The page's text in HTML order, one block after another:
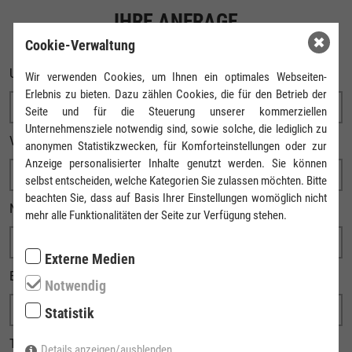
IHRE ANFRAGE
UNTERNEHMEN
VORNAME
NACHNAME
E-MAIL
TELEFONNUMMER
Cookie-Verwaltung
Wir verwenden Cookies, um Ihnen ein optimales Webseiten-
Erlebnis zu bieten. Dazu zählen Cookies, die für den Betrieb der
Seite und für die Steuerung unserer kommerziellen
Unternehmensziele notwendig sind, sowie solche, die lediglich zu
anonymen Statistikzwecken, für Komforteinstellungen oder zur
Anzeige personalisierter Inhalte genutzt werden. Sie können
selbst entscheiden, welche Kategorien Sie zulassen möchten. Bitte
beachten Sie, dass auf Basis Ihrer Einstellungen womöglich nicht
mehr alle Funktionalitäten der Seite zur Verfügung stehen.
Externe Medien
Notwendig
Statistik